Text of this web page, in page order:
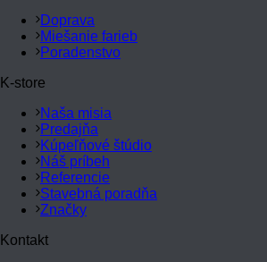
Doprava
Miešanie farieb
Poradenstvo
K-store
Naša misia
Predajňa
Kúpeľňové štúdio
Náš príbeh
Referencie
Stavebná poradňa
Značky
Kontakt